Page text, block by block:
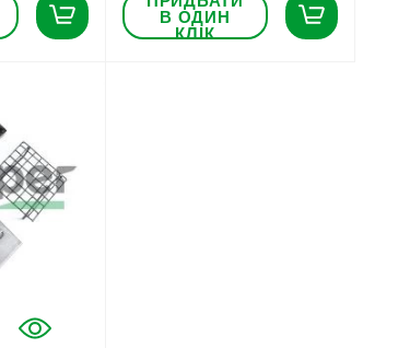
В ОДИН
КЛІК